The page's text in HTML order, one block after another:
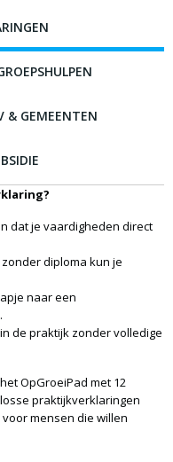
& GEMEENTEN
dat je vaardigheden direct
zonder diploma kun je
naar een
de praktijk zonder volledige
OpGroeiPad met 12
praktijkverklaringen
mensen die willen